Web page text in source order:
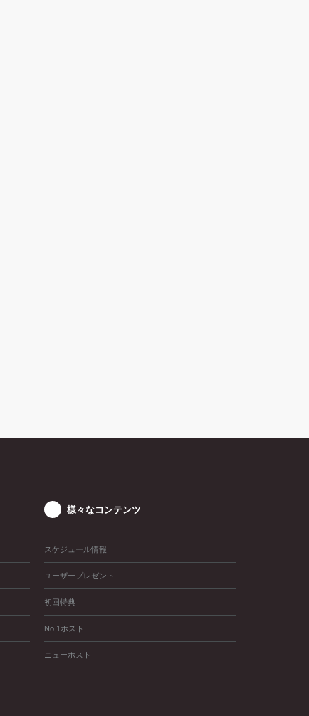
様々なコンテンツ
スケジュール情報
ユーザープレゼント
初回特典
No.1ホスト
ニューホスト